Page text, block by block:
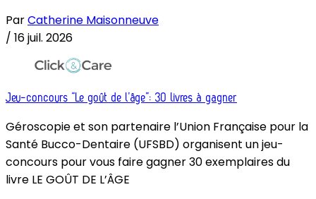
ParCatherine Maisonneuve
/ 16 juil. 2026
Jeu-concours “Le goût de l’âge”: 30 livres à gagner
Géroscopie et son partenaire l’Union Française pour la
Santé Bucco-Dentaire (UFSBD) organisent un jeu-
concours pour vous faire gagner 30 exemplaires du
livre LE GOÛT DE L’ÂGE